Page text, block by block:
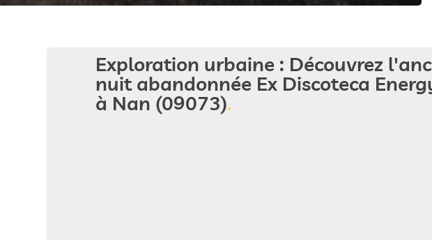
Exploration urbaine : Découvrez
nuit abandonnée Ex Discoteca
à Nan (09073)